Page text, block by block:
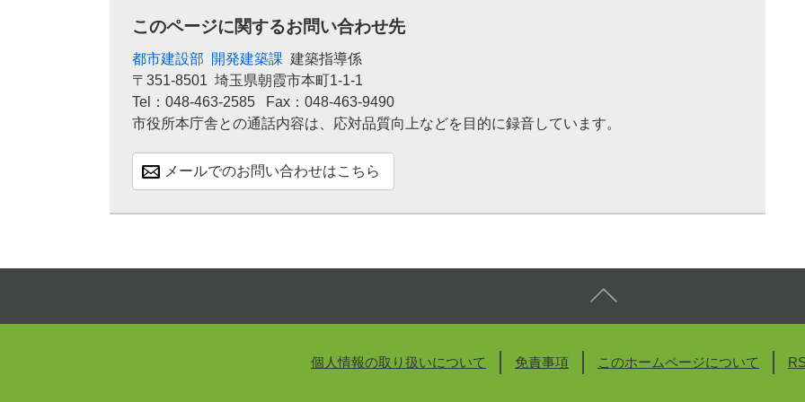
このページに関するお問い合わせ先
都市建設部 開発建築課 建築指導係
〒351-8501 埼玉県朝霞市本町1-1-1
Tel：048-463-2585
Fax：048-463-9490
市役所本庁舎との通話内容は、応対品質向上などを目的に録音しています。
メールでのお問い合わせはこちら
個人情報の取り扱いについて 免責事項 このホームページについて